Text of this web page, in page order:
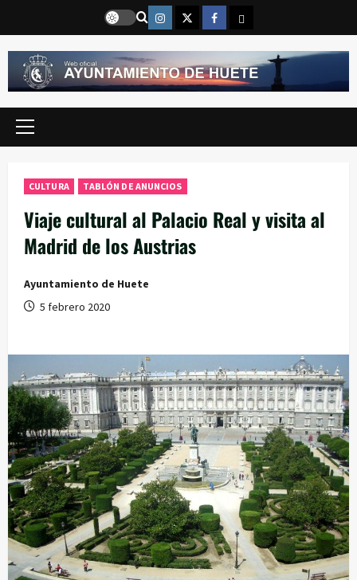
contenido
Instragram
TwitterFacebook
Email
Menú
CULTURA TABLÓN DE ANUNCIOS
Viaje cultural al Palacio Real y visita al
Madrid de los Austrias
Ayuntamiento de Huete
5 febrero 2020